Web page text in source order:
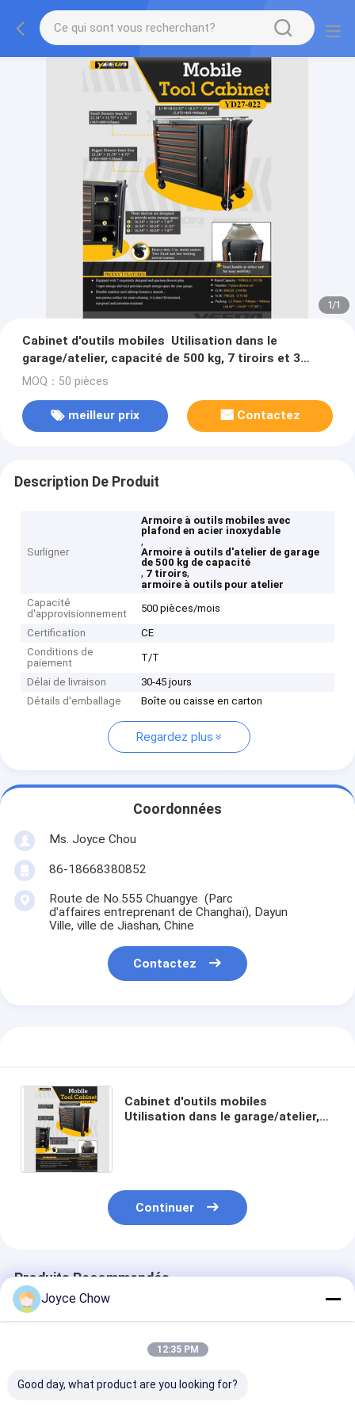
1/1
Cabinet d'outils mobiles ️ Utilisation dans le
garage/atelier, capacité de 500 kg, 7 tiroirs et 3
étagères, haut en acier inoxydable
MOQ：50 pièces
meilleur prix Contactez
Description De Produit
Surligner
Armoire à outils mobiles avec
plafond en acier inoxydable
,
Armoire à outils d'atelier de garage
de 500 kg de capacité
, 7 tiroirs,
armoire à outils pour atelier
Capacité
d'approvisionnement
500 pièces/mois
Certification
CE
Conditions de
paiement
T/T
Délai de livraison
30-45 jours
Détails d'emballage
Boîte ou caisse en carton
Regardez plus
Coordonnées
Ms. Joyce Chou
86-18668380852
Route de No.555 Chuangye (Parc
d'affaires entreprenant de Changhaï), Dayun
Ville, ville de Jiashan, Chine
Contactez
Cabinet d'outils mobiles ️
Utilisation dans le garage/atelier,
Continuer
Produits Recommandés
Joyce Chow
12:35 PM
Good day, what product are you looking for?